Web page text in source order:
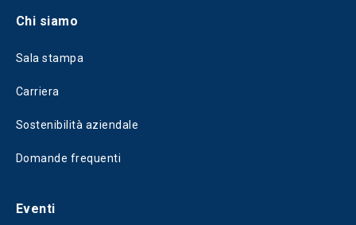
Chi siamo
Sala stampa
Carriera
Sostenibilità aziendale
Domande frequenti
Eventi